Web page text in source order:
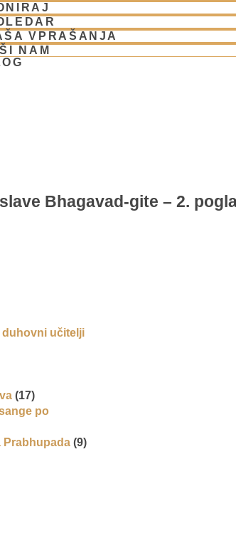
VPRAŠANJA
NAM
Bhagavad-gite – 2.
duhovni učitelji
(17)
po
Prabhupada (9)